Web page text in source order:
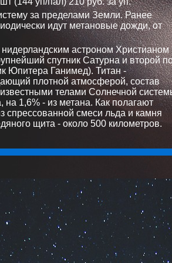
за пределами Земли. Ранее
идут метановые дожди, от
астроном Христианом
спутник Сатурна и второй
Юпитера Ганимед). Титан -
плотной атмосферой, состав
телами Солнечной
на 1,6% - из метана. Как полагают
спрессованной смеси льда и камня
щита - около 500 километров.